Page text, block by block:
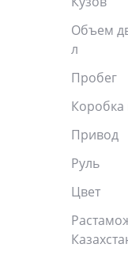
Объем
л
Пробег
Коробка
Привод
Руль
Цвет